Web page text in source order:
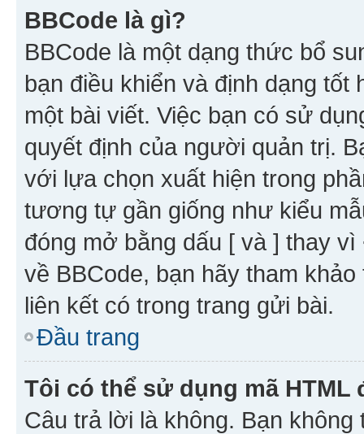
BBCode là gì?
BBCode là một dạng thức bổ
bạn điều khiển và định dạng
một bài viết. Việc bạn có sử
quyết định của người quản trị.
với lựa chọn xuất hiện trong
tương tự gần giống như kiểu
đóng mở bằng dấu [ và ] thay
về BBCode, bạn hãy tham
liên kết có trong trang gửi bài.
Đầu trang
Tôi có thể sử dụng mã
Câu trả lời là không. Bạn